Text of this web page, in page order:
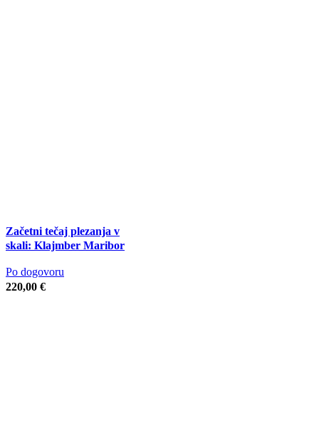
Začetni tečaj plezanja v
skali: Klajmber Maribor
Po dogovoru
220,00 €